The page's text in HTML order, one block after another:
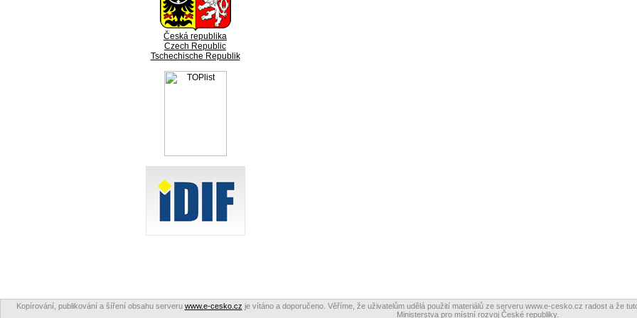
Česká republika
Czech Republic
Tschechische Republik
Kopírování, publikování a šíření obsahu serveru www.e-cesko.cz je vítáno a doporučeno. Věříme, že uživatelům udělá použití materiálů ze serveru www.e-cesko.cz radost a že
Ministerstva pro místní rozvoj České republiky.